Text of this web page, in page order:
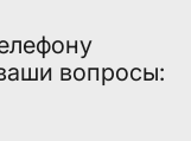
вопросы: